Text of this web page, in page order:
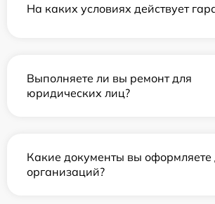
На каких условиях действует
Выполняете ли вы ремонт для
юридических лиц?
Какие документы вы оформляете
организаций?